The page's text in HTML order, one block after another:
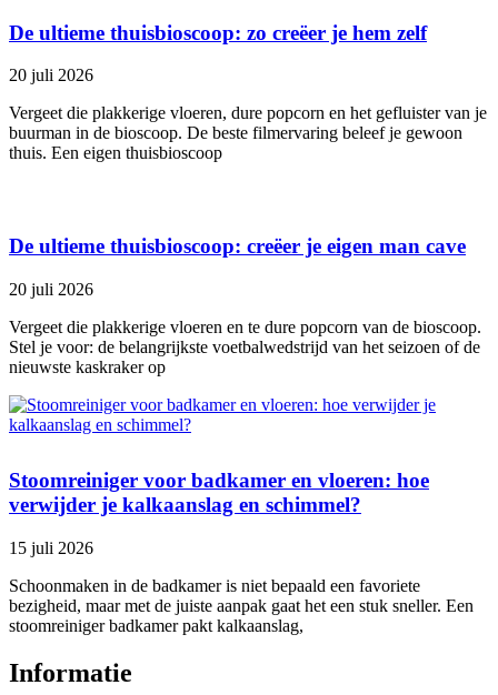
De ultieme thuisbioscoop: zo creëer je hem zelf
20 juli 2026
Vergeet die plakkerige vloeren, dure popcorn en het gefluister van je
buurman in de bioscoop. De beste filmervaring beleef je gewoon
thuis. Een eigen thuisbioscoop
De ultieme thuisbioscoop: creëer je eigen man cave
20 juli 2026
Vergeet die plakkerige vloeren en te dure popcorn van de bioscoop.
Stel je voor: de belangrijkste voetbalwedstrijd van het seizoen of de
nieuwste kaskraker op
Stoomreiniger voor badkamer en vloeren: hoe
verwijder je kalkaanslag en schimmel?
15 juli 2026
Schoonmaken in de badkamer is niet bepaald een favoriete
bezigheid, maar met de juiste aanpak gaat het een stuk sneller. Een
stoomreiniger badkamer pakt kalkaanslag,
Informatie